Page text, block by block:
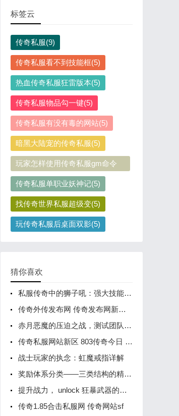
标签云
传奇私服(9)
传奇私服看不到技能框(5)
热血传奇私服狂雷版本(5)
传奇私服物品勾一键(5)
传奇私服有没有毒的网站(5)
暗黑大陆宠的传奇私服(5)
玩家怎样使用传奇私服gm命令
(5)
传奇私服单职业妖神记(5)
找传奇世界私服超级变(5)
玩传奇私服后桌面双影(5)
猜你喜欢
私服传奇中的狮子吼：强大技能解析
传奇外传发布网 传奇发布网新开服
赤月恶魔的压迫之战，测试团队协作极限
传奇私服网站新区 803传奇今日 传奇网站sf
战士玩家的执念：虹魔戒指详解
奖励体系分类——三类结构的精准定位
提升战力， unlock 狂暴武器的秘密
传奇1.85合击私服网 传奇网站sf